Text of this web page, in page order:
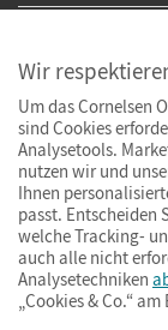
ImpressumAGB
Wir
Um das Cornelsen
sind Cookies
Analysetools.
nutzen wir und
Ihnen
passt. Entscheiden
welche Tracking-
auch alle nicht
Analysetechniken
„Cookies & Co.“